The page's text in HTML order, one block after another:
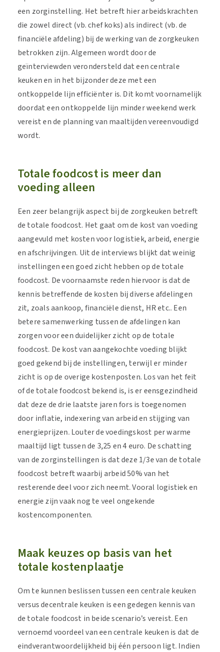
een zorginstelling. Het betreft hier arbeidskrachten
die zowel direct (vb. chef koks) als indirect (vb. de
financiële afdeling) bij de werking van de zorgkeuken
betrokken zijn. Algemeen wordt door de
geïnterviewden verondersteld dat een centrale
keuken en in het bijzonder deze met een
ontkoppelde lijn efficiënter is. Dit komt voornamelijk
doordat een ontkoppelde lijn minder weekend werk
vereist en de planning van maaltijden vereenvoudigd
wordt.
Totale foodcost is meer dan
voeding alleen
Een zeer belangrijk aspect bij de zorgkeuken betreft
de totale foodcost. Het gaat om de kost van voeding
aangevuld met kosten voor logistiek, arbeid, energie
en afschrijvingen. Uit de interviews blijkt dat weinig
instellingen een goed zicht hebben op de totale
foodcost. De voornaamste reden hiervoor is dat de
kennis betreffende de kosten bij diverse afdelingen
zit, zoals aankoop, financiële dienst, HR etc.. Een
betere samenwerking tussen de afdelingen kan
zorgen voor een duidelijker zicht op de totale
foodcost. De kost van aangekochte voeding blijkt
goed gekend bij de instellingen, terwijl er minder
zicht is op de overige kostenposten. Los van het feit
of de totale foodcost bekend is, is er eensgezindheid
dat deze de drie laatste jaren fors is toegenomen
door inflatie, indexering van arbeid en stijging van
energieprijzen. Louter de voedingskost per warme
maaltijd ligt tussen de 3,25 en 4 euro. De schatting
van de zorginstellingen is dat deze 1/3e van de totale
foodcost betreft waarbij arbeid 50% van het
resterende deel voor zich neemt. Vooral logistiek en
energie zijn vaak nog te veel ongekende
kostencomponenten.
Maak keuzes op basis van het
totale kostenplaatje
Om te kunnen beslissen tussen een centrale keuken
versus decentrale keuken is een gedegen kennis van
de totale foodcost in beide scenario’s vereist. Een
vernoemd voordeel van een centrale keuken is dat de
eindverantwoordelijkheid bij één persoon ligt. Indien